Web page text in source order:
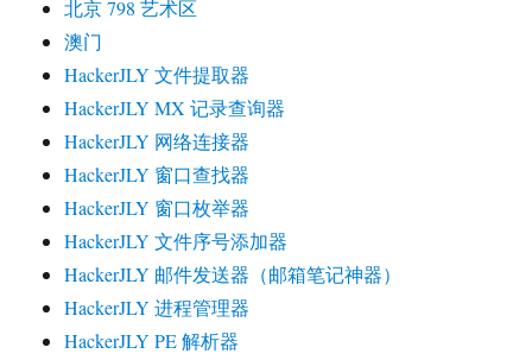
北京 798 艺术区
澳门
HackerJLY 文件提取器
HackerJLY MX 记录查询器
HackerJLY 网络连接器
HackerJLY 窗口查找器
HackerJLY 窗口枚举器
HackerJLY 文件序号添加器
HackerJLY 邮件发送器（邮箱笔记神器）
HackerJLY 进程管理器
HackerJLY PE 解析器